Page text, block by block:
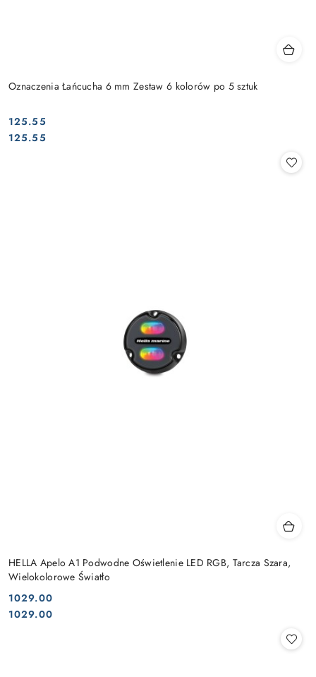
Oznaczenia Łańcucha 6 mm Zestaw 6 kolorów po 5 sztuk
Cena:
125.55
Cena:
125.55
HELLA Apelo A1 Podwodne Oświetlenie LED RGB, Tarcza Szara,
Wielokolorowe Światło
Cena:
1029.00
Cena:
1029.00